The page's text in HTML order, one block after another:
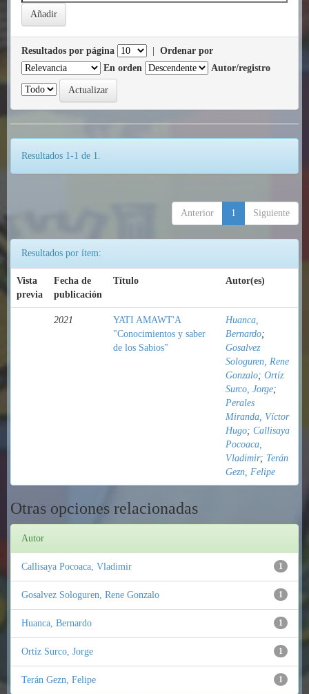
Resultados por página
Ordenar por
En orden
Autor/registro
Resultados 1-1 de 1.
Anterior 1 Siguiente
Resultados por ítem:
Vista
previa
Fecha de
publicación
Título Autor(es)
2021
YATI AMAWT'A
"Conocimientos y saber
de los Sabios"
Huanca,
Bernardo;
Gosalvez
Sologuren, Rene
Gonzalo; Ortíz
Surco, Jorge;
Perales
Miranda, Víctor
Hugo; Callisaya
Pocoaca,
Vladimir; Terán
Gezn, Felipe
Otras opciones relacionadas
Autor
1
Callisaya Pocoaca, Vladimir
1
Gosalvez Sologuren, Rene Gonzalo
1
Huanca, Bernardo
1
Ortíz Surco, Jorge
1
Terán Gezn, Felipe